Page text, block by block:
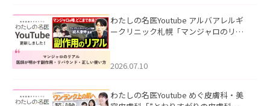
わたしの名医Youtube アルバアレルギ
ークリニック札幌「マンジャロのリア
た。
2026.07.10
わたしの名医Youtube めぐ皮膚科・美